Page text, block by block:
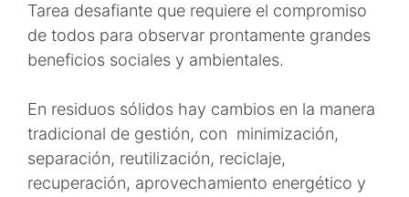
Tarea desafiante que requiere el compromiso
de todos para observar prontamente grandes
beneficios sociales y ambientales.
En residuos sólidos hay cambios en la manera
tradicional de gestión, con minimización,
separación, reutilización, reciclaje,
recuperación, aprovechamiento energético y